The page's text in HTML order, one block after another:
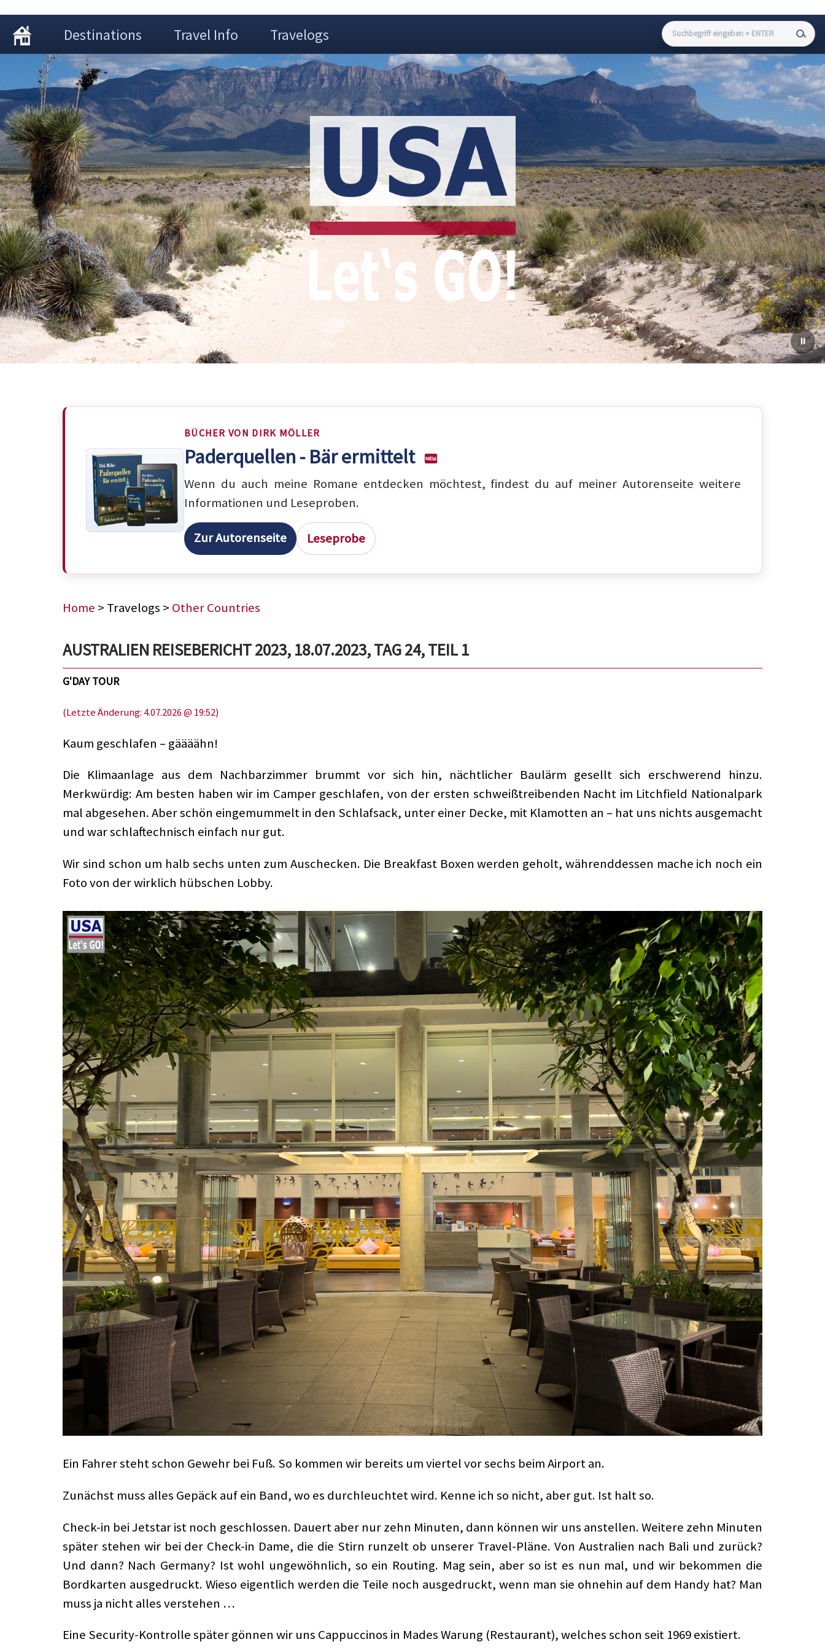
Destinations Travel Info Travelogs
BÜCHER VON DIRK MÖLLER
Paderquellen - Bär ermittelt
Wenn du auch meine Romane entdecken möchtest, findest du auf meiner Autorenseite weitere
Informationen und Leseproben.
Zur Autorenseite Leseprobe
Home > Travelogs > Other Countries
AUSTRALIEN REISEBERICHT 2023, 18.07.2023, TAG 24, TEIL 1
G'DAY TOUR
(Letzte Änderung: 4.07.2026 @ 19:52)
Kaum geschlafen – gäääähn!
Die Klimaanlage aus dem Nachbarzimmer brummt vor sich hin, nächtlicher Baulärm gesellt sich erschwerend hinzu.
Merkwürdig: Am besten haben wir im Camper geschlafen, von der ersten schweißtreibenden Nacht im Litchfield Nationalpark
mal abgesehen. Aber schön eingemummelt in den Schlafsack, unter einer Decke, mit Klamotten an – hat uns nichts ausgemacht
und war schlaftechnisch einfach nur gut.
Wir sind schon um halb sechs unten zum Auschecken. Die Breakfast Boxen werden geholt, währenddessen mache ich noch ein
Foto von der wirklich hübschen Lobby.
Ein Fahrer steht schon Gewehr bei Fuß. So kommen wir bereits um viertel vor sechs beim Airport an.
Zunächst muss alles Gepäck auf ein Band, wo es durchleuchtet wird. Kenne ich so nicht, aber gut. Ist halt so.
Check-in bei Jetstar ist noch geschlossen. Dauert aber nur zehn Minuten, dann können wir uns anstellen. Weitere zehn Minuten
später stehen wir bei der Check-in Dame, die die Stirn runzelt ob unserer Travel-Pläne. Von Australien nach Bali und zurück?
Und dann? Nach Germany? Ist wohl ungewöhnlich, so ein Routing. Mag sein, aber so ist es nun mal, und wir bekommen die
Bordkarten ausgedruckt. Wieso eigentlich werden die Teile noch ausgedruckt, wenn man sie ohnehin auf dem Handy hat? Man
muss ja nicht alles verstehen …
Eine Security-Kontrolle später gönnen wir uns Cappuccinos in Mades Warung (Restaurant), welches schon seit 1969 existiert.